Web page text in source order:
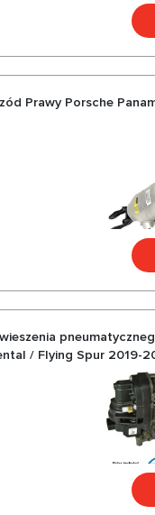
Prawy Porsche
/ Flying Spur 2019-